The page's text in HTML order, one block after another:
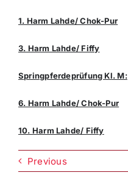
1. Harm Lahde/ Chok-Pur
3. Harm Lahde/ Fiffy
Springpferdeprüfung Kl. M:
6. Harm Lahde/ Chok-Pur
10. Harm Lahde/ Fiffy
Previous